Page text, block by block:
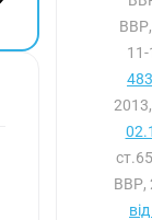
ВВР,